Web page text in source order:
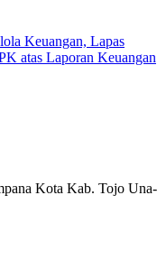
Keuangan, Lapas
atas Laporan Keuangan
Kota Kab. Tojo Una-